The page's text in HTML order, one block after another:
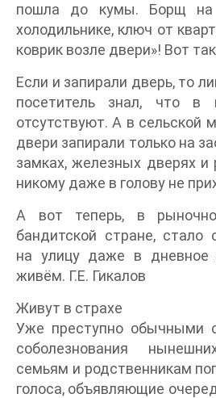
пошла до кумы. Борщ на
холодильнике, ключ от
коврик возле двери»! Вот
Если и запирали дверь, то
посетитель знал, что в
отсутствуют. А в сельской
двери запирали только на
замках, железных дверях и
никому даже в голову не
А вот теперь, в рыночно-
бандитской стране, стало
на улицу даже в
живём. Г.Е. Гикалов
Живут в страхе
Уже преступно обычными
соболезнования
семьям и родственникам
голоса, объявляющие